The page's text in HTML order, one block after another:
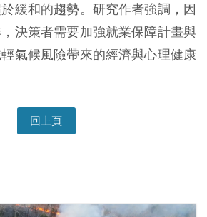
緩和的趨勢。研究作者強調，因
決策者需要加強就業保障計畫與
氣候風險帶來的經濟與心理健康
回上頁